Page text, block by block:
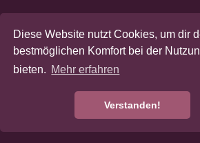
Diese Website nutzt Cookies, um dir
bestmöglichen Komfort bei der
bieten. Mehr erfahren
Verstanden!